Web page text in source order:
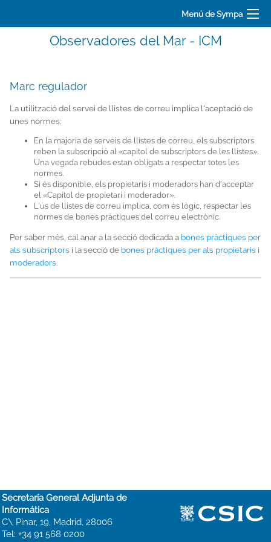
Menú de Sympa
Observadores del Mar - ICM
Marc regulador
La utilització del servei de llistes de correu implica l'aceptació de
unes normes:
En la majoria de serveis de llistes de correu, els subscriptors
reben la subscripció al «capítol de subscriptors de les llistes».
Una vegada rebudes estan obligats a respectar totes les
normes.
Si és disponible, els propietaris i moderadors han d'acceptar
el «Capítol de propietari i moderador».
L'ús de llistes de correu implica, com és lògic, respectar les
normes de bones pràctiques del correu electrònic.
Per saber més, cal anar a la secció dedicada a bones pràctiques per
als subscriptors i la secció de bones pràctiques per als propietaris i
moderadors
Secretaría General Adjunta de
Informática
C\ Pinar, 19, Madrid, 28006
Tel: +34 91 568 0200